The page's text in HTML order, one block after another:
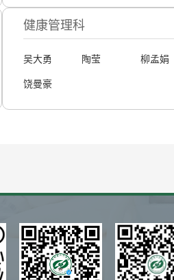
健康管理科
吴大勇 陶莹 柳孟娟
饶曼豪